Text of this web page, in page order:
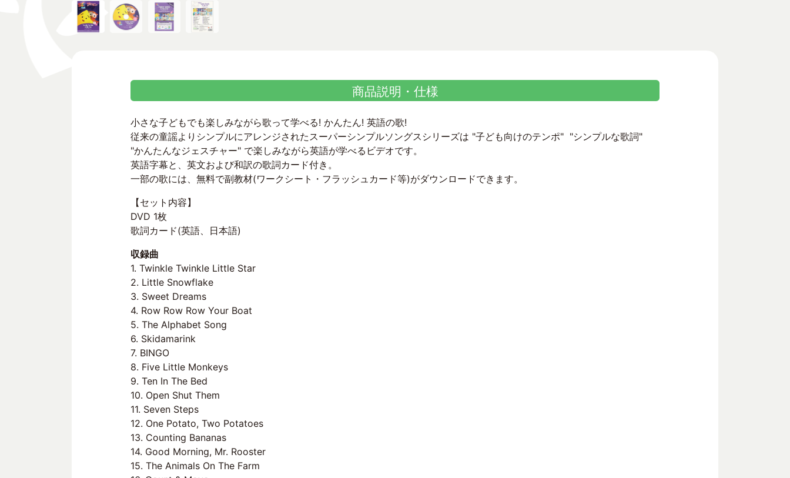
商品説明・仕様
小さな子どもでも楽しみながら歌って学べる! かんたん! 英語の歌!
従来の童謡よりシンプルにアレンジされたスーパーシンプルソングスシリーズは "子ども向けのテンポ" "シンプルな歌詞"
"かんたんなジェスチャー" で楽しみながら英語が学べるビデオです。
英語字幕と、英文および和訳の歌詞カード付き。
一部の歌には、無料で副教材(ワークシート・フラッシュカード等)がダウンロードできます。
【セット内容】
DVD 1枚
歌詞カード(英語、日本語)
収録曲
1. Twinkle Twinkle Little Star
2. Little Snowflake
3. Sweet Dreams
4. Row Row Row Your Boat
5. The Alphabet Song
6. Skidamarink
7. BINGO
8. Five Little Monkeys
9. Ten In The Bed
10. Open Shut Them
11. Seven Steps
12. One Potato, Two Potatoes
13. Counting Bananas
14. Good Morning, Mr. Rooster
15. The Animals On The Farm